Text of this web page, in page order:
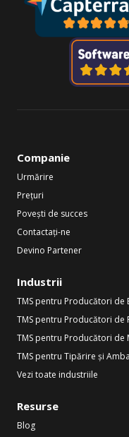
Companie
Urmărire
Prețuri
Povești de succes
Contactați-ne
Devino Partener
Industrii
TMS pentru Producători de
TMS pentru Producători de
TMS pentru Producători de
TMS pentru Tipărire și
Vezi toate industriile
Resurse
Blog